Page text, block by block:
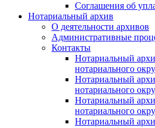
Соглашения об
Нотариальный архив
О деятельности архивов
Административные
Контакты
Нотариальный
нотариального
Нотариальный
нотариального
Нотариальный
нотариального
Нотариальный